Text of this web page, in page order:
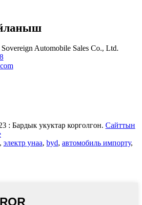
Automobile Sales Co., Ltd.
: Бардык укуктар корголгон. Сайттын
, электр унаа, byd, автомобиль импорту,